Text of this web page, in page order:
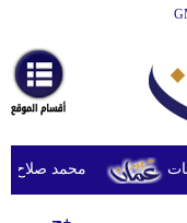
أخبارعاجلة
رياضة
ثقافة
إقتصاد
محمد صلاح يصل